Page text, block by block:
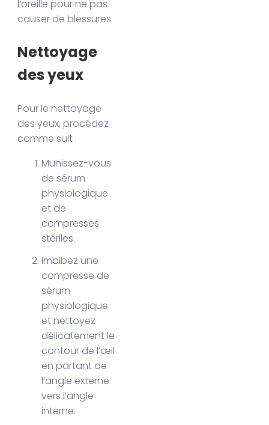
l’oreille pour ne pas
causer de blessures.
Nettoyage
des yeux
Pour le nettoyage
des yeux, procédez
comme suit :
Munissez-vous
de sérum
physiologique
et de
compresses
stériles.
Imbibez une
compresse de
sérum
physiologique
et nettoyez
délicatement le
contour de l’œil
en partant de
l’angle externe
vers l’angle
interne.